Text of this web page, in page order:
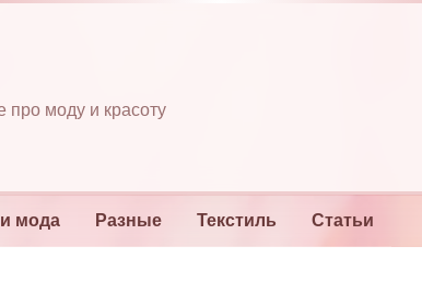
про моду и красоту
мода Разные Текстиль Статьи